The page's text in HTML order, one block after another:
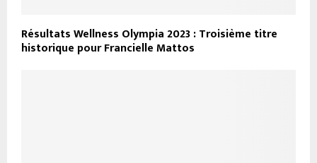
Résultats Wellness Olympia 2023 : Troisième titre
historique pour Francielle Mattos